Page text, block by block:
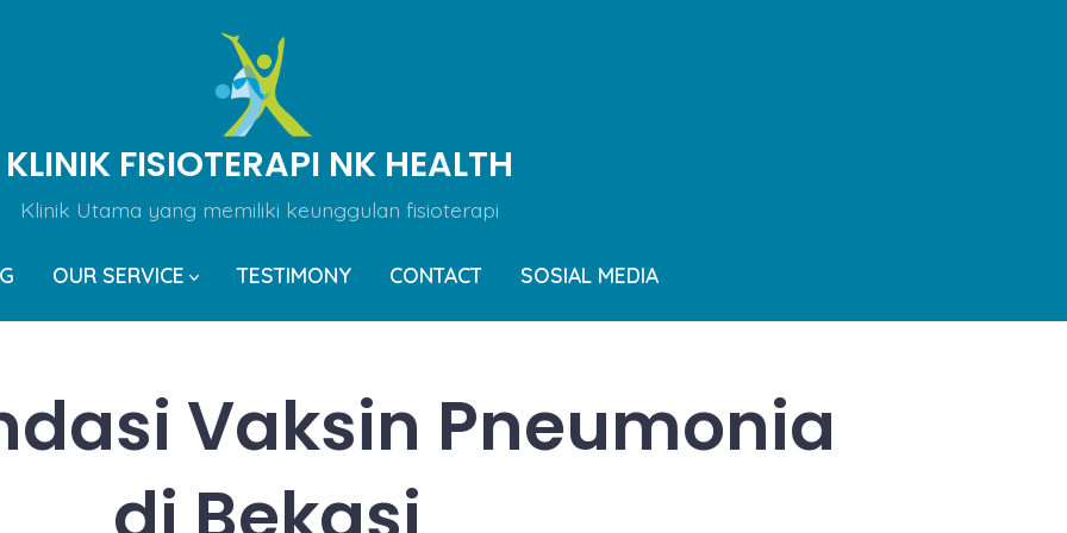
KLINIK FISIOTERAPI NK HEALTH
Klinik Utama yang memiliki keunggulan fisioterapi
OUR SERVICE TESTIMONY CONTACT SOSIAL MEDIA
Vaksin Pneumonia